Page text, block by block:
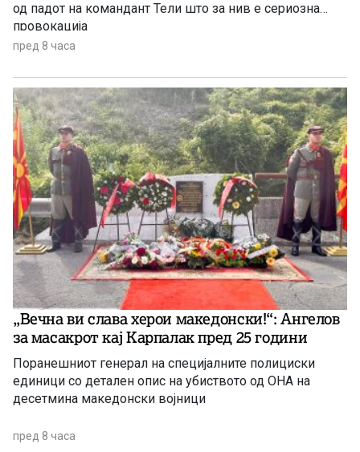
од падот на командант Тели што за нив е сериозна
провокација
пред 8 часа
„Вечна ви слава херои македонски!“: Ангелов
за масакрот кај Карпалак пред 25 години
Поранешниот генерал на специјалните полициски
единици со детален опис на убиството од ОНА на
десетмина македонски војници
пред 8 часа